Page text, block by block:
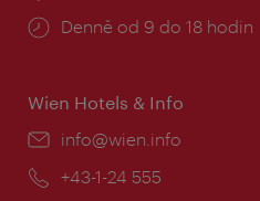
Provozní
Denně od 9 do 18 hodin
Wien Hotels & Info
E-
info@wien.info
Telefon:
+43-1-24 555